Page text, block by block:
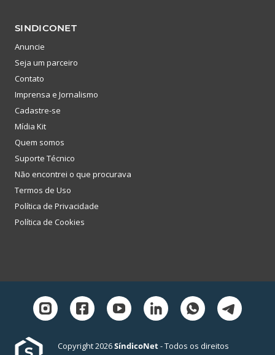
SINDICONET
Anuncie
Seja um parceiro
Contato
Imprensa e Jornalismo
Cadastre-se
Mídia Kit
Quem somos
Suporte Técnico
Não encontrei o que procurava
Termos de Uso
Política de Privacidade
Política de Cookies
Copyright 2026SíndicoNet- Todos os direitos